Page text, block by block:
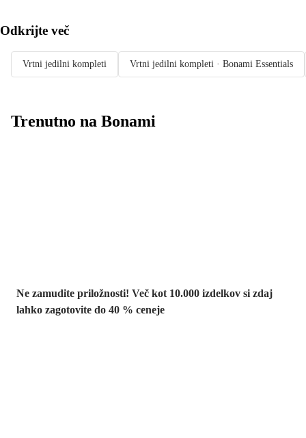
Odkrijte več
Vrtni jedilni kompleti Vrtni jedilni kompleti · Bonami Essentials
Trenutno na Bonami
Ne zamudite priložnosti! Več kot 10.000 izdelkov si zdaj
lahko zagotovite do 40 % ceneje